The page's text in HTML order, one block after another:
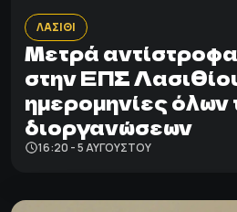
ΛΑΣΙΘΙ
Μετρά
στην ΕΠΣ
ημερομηνίες όλων
διοργανώσεων
16:20 - 5 ΑΥΓΟΎΣΤΟΥ